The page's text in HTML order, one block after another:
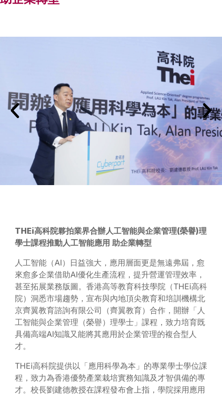
THEi高科院夥拍業界合辦人工智能與企業管理(榮譽)理
學士課程推動人工智能應用 助企業轉型
人工智能（AI）日益強大，應用層面更是無遠弗屆，愈
來愈多企業借助AI優化生產流程，提升營運管理效率，
甚至拓展業務版圖。香港高等教育科技學院（THEi高科
院）洞悉市場趨勢，宣布與內地頂尖教育和培訓機構北
京齊翼教育諮詢有限公司（齊翼教育）合作，開辦「人
工智能與企業管理（榮譽）理學士」課程，致力培育既
具備高端AI知識又能將其應用於企業管理的複合型人
才。
THEi高科院提供以「應用科學為本」的專業學士學位課
程，致力為香港優勢產業栽培實務知識及才智俱備的專
才。校長劉建德教授在課程發布會上指，學院採用應用